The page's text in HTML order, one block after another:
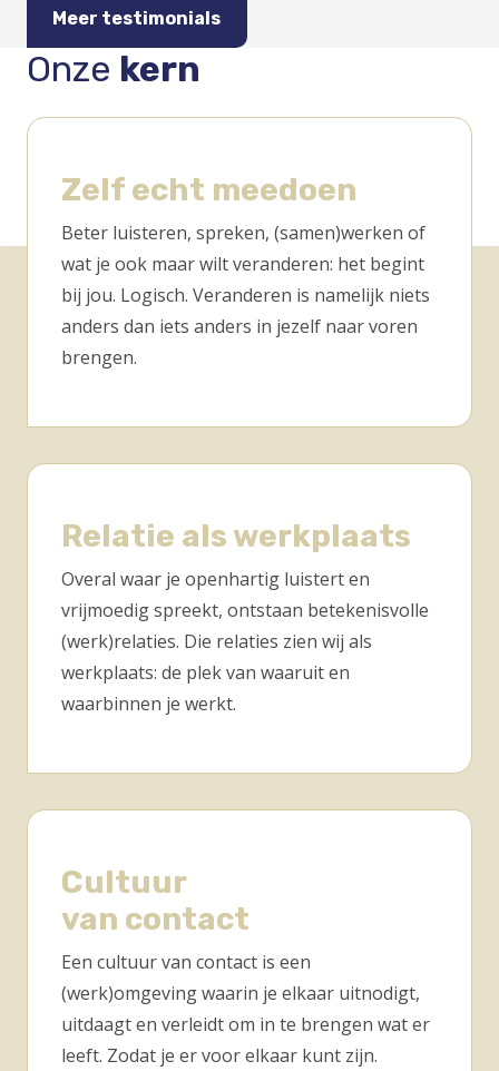
Meer testimonials
Onze kern
Zelf echt meedoen
Beter luisteren, spreken, (samen)werken of
wat je ook maar wilt veranderen: het begint
bij jou. Logisch. Veranderen is namelijk niets
anders dan iets anders in jezelf naar voren
brengen.
Relatie als werkplaats
Overal waar je openhartig luistert en
vrijmoedig spreekt, ontstaan betekenisvolle
(werk)relaties. Die relaties zien wij als
werkplaats: de plek van waaruit en
waarbinnen je werkt.
Cultuur
van contact
Een cultuur van contact is een
(werk)omgeving waarin je elkaar uitnodigt,
uitdaagt en verleidt om in te brengen wat er
leeft. Zodat je er voor elkaar kunt zijn.